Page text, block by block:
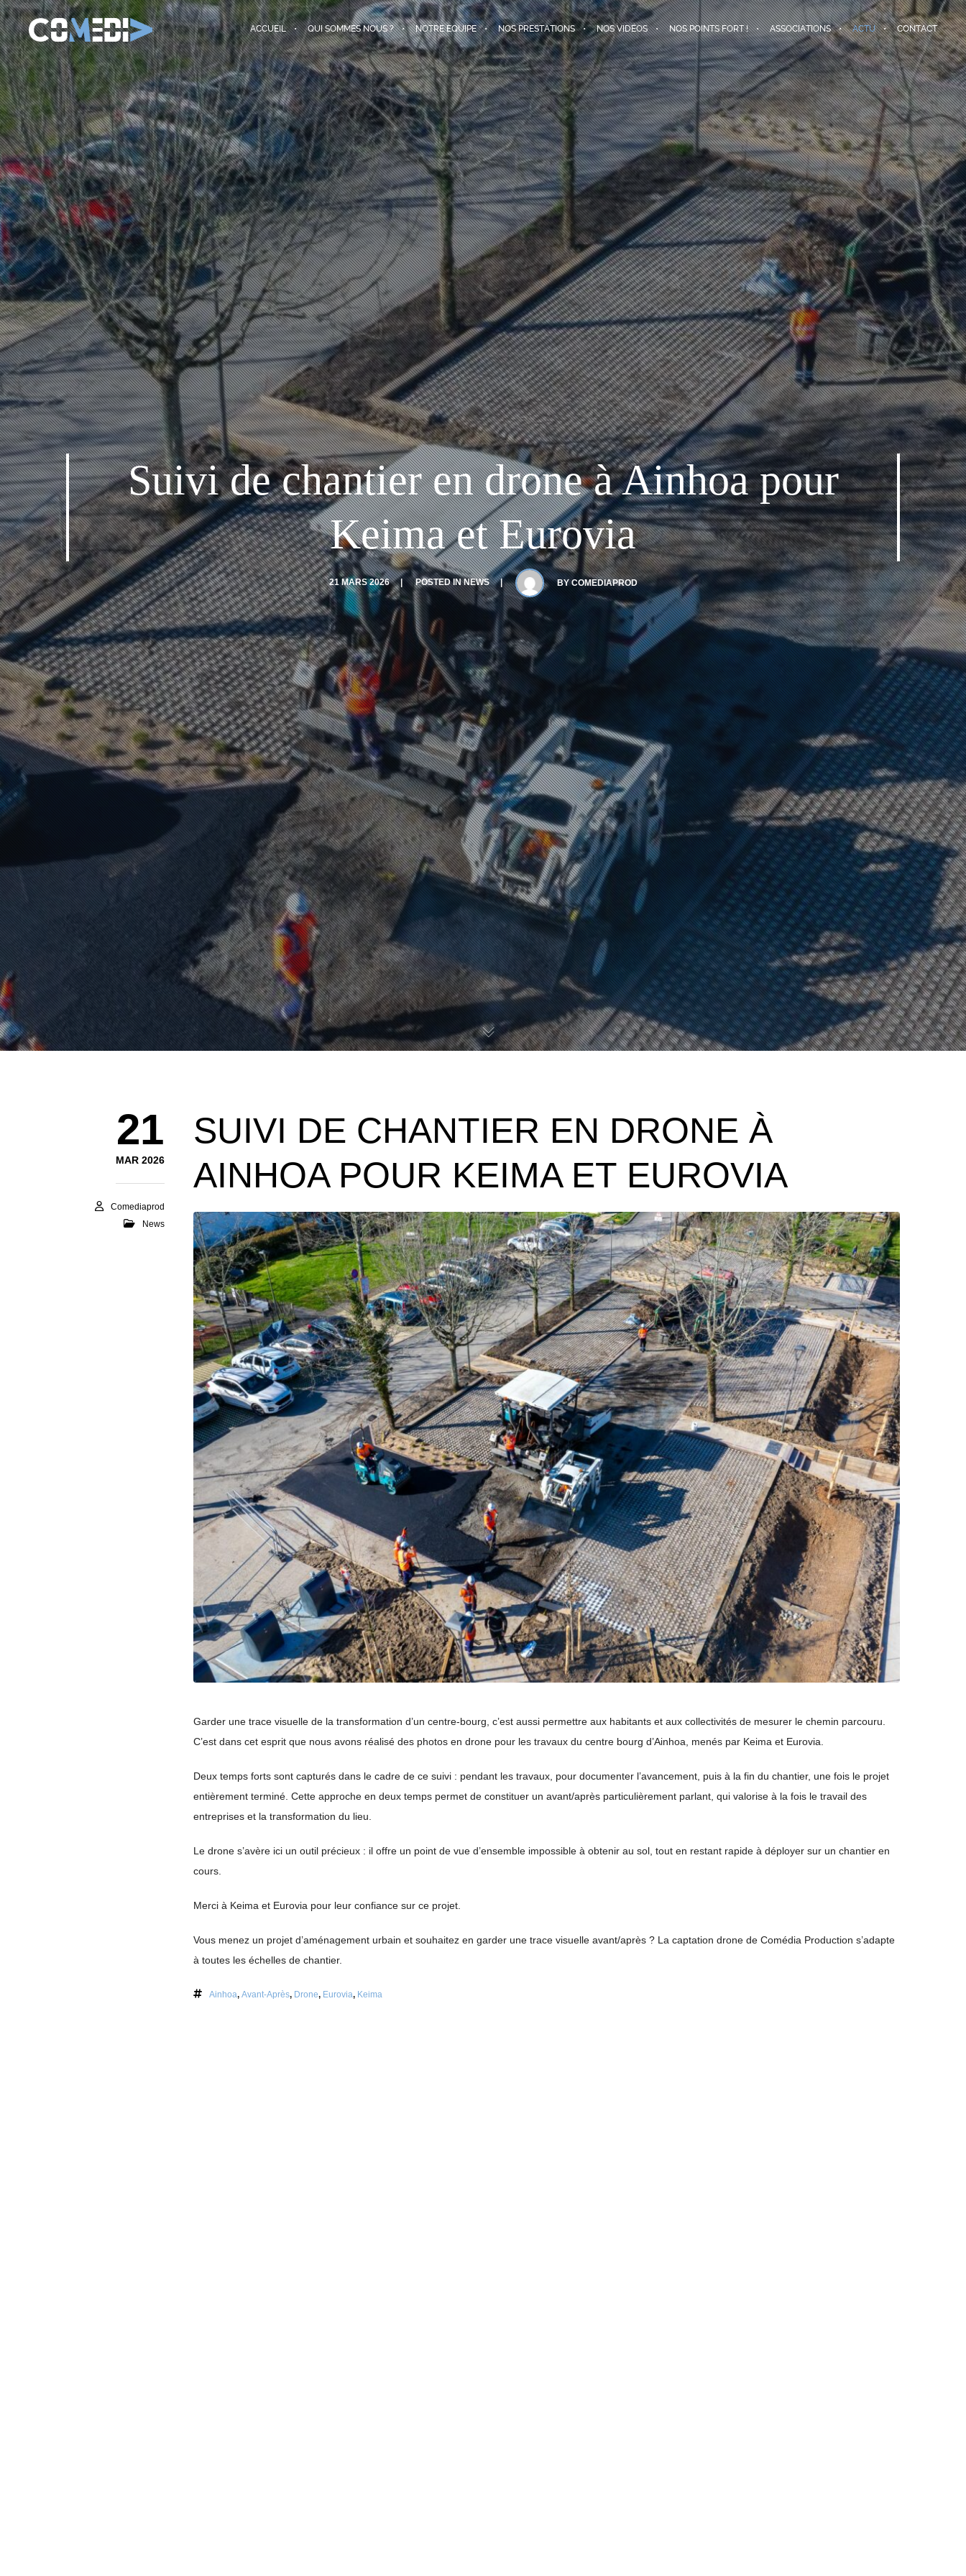
ACCUEIL QUI SOMMES NOUS ? NOTRE EQUIPE NOS PRESTATIONS NOS VIDÉOS NOS POINTS FORT ! ASSOCIATIONS ACTU CONTACT
Suivi de chantier en drone à Ainhoa pour
Keima et Eurovia
21 MARS 2026 POSTED INNEWS BYCOMEDIAPROD
21
MAR 2026
Comediaprod
News
SUIVI DE CHANTIER EN DRONE À
AINHOA POUR KEIMA ET EUROVIA
Garder une trace visuelle de la transformation d’un centre-bourg, c’est aussi permettre aux habitants et aux collectivités de mesurer le chemin parcouru.
C’est dans cet esprit que nous avons réalisé des photos en drone pour les travaux du centre bourg d’Ainhoa, menés par Keima et Eurovia.
Deux temps forts sont capturés dans le cadre de ce suivi : pendant les travaux, pour documenter l’avancement, puis à la fin du chantier, une fois le projet
entièrement terminé. Cette approche en deux temps permet de constituer un avant/après particulièrement parlant, qui valorise à la fois le travail des
entreprises et la transformation du lieu.
Le drone s’avère ici un outil précieux : il offre un point de vue d’ensemble impossible à obtenir au sol, tout en restant rapide à déployer sur un chantier en
cours.
Merci à Keima et Eurovia pour leur confiance sur ce projet.
Vous menez un projet d’aménagement urbain et souhaitez en garder une trace visuelle avant/après ? La captation drone de Comédia Production s’adapte
à toutes les échelles de chantier.
Ainhoa, Avant-Après, Drone, Eurovia, Keima